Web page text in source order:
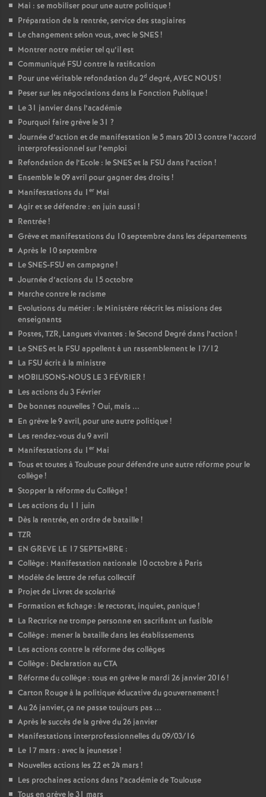
Mai : se mobiliser pour une autre politique!
Préparation de la rentrée, service des stagiaires
Le changement selon vous, avec le SNES!
Montrer notre métier tel qu’il est
Communiqué FSU contre la ratification
Pour une véritable refondation du 2d degré, AVEC NOUS!
Peser sur les négociations dans la Fonction Publique!
Le 31 janvier dans l’académie
Pourquoi faire grève le 31 ?
Journée d’action et de manifestation le 5 mars 2013 contre l’accord
interprofessionnel sur l’emploi
Refondation de l’Ecole : le SNES et la FSU dans l’action !
Ensemble le 09 avril pour gagner des droits !
Manifestations du 1 er Mai
Agir et se défendre : en juin aussi !
Rentrée!
Grève et manifestations du 10 septembre dans les départements
Après le 10 septembre
Le SNES-FSU en campagne!
Journée d’actions du 15 octobre
Marche contre le racisme
Evolutions du métier : le Ministère réécrit les missions des
enseignants
Postes, TZR, Langues vivantes : le Second Degré dans l’action !
Le SNES et la FSU appellent à un rassemblement le 17/12
La FSU écrit à la ministre
MOBILISONS-NOUS LE 3 FÉVRIER !
Les actions du 3 Février
De bonnes nouvelles ? Oui, mais ...
En grève le 9 avril, pour une autre politique!
Les rendez-vous du 9 avril
Manifestations du 1 er Mai
Tous et toutes à Toulouse pour défendre une autre réforme pour le
collège!
Stopper la réforme du Collège!
Les actions du 11 juin
Dès la rentrée, en ordre de bataille!
TZR
EN GREVE LE 17 SEPTEMBRE :
Collège : Manifestation nationale 10 octobre à Paris
Modèle de lettre de refus collectif
Projet de Livret de scolarité
Formation et fichage : le rectorat, inquiet, panique!
La Rectrice ne trompe personne en sacrifiant un fusible
Collège : mener la bataille dans les établissements
Les actions contre la réforme des collèges
Collège : Déclaration au CTA
Réforme du collège : tous en grève le mardi 26 janvier 2016!
Carton Rouge à la politique éducative du gouvernement!
Au 26 janvier, ça ne passe toujours pas ...
Après le succès de la grève du 26 janvier
Manifestations interprofessionnelles du 09/03/16
Le 17 mars : avec la jeunesse!
Nouvelles actions les 22 et 24 mars !
Les prochaines actions dans l’académie de Toulouse